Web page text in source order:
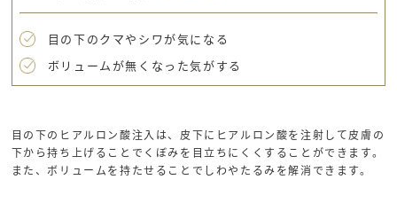
目の下のクマやシワが気になる
ボリュームが無くなった気がする
目の下のヒアルロン酸注入は、皮下にヒアルロン酸を注射して皮膚の
下から持ち上げることでくぼみを目立ちにくくすることができます。
また、ボリュームを持たせることでしわやたるみを解消できます。